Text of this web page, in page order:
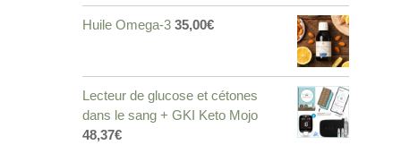
Huile Omega-3 35,00€
Lecteur de glucose et cétones
dans le sang + GKI Keto Mojo
48,37€